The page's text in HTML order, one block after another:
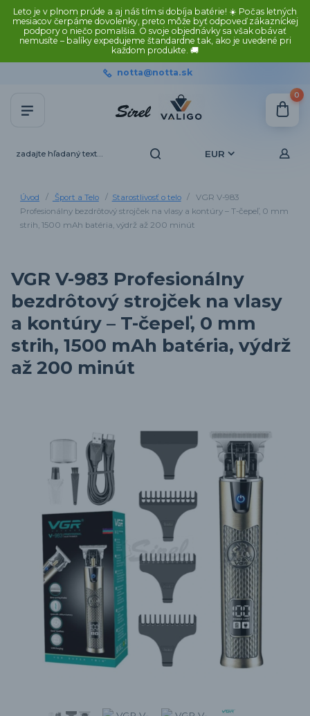
Leto je v plnom prúde a aj náš tím si dobíja batérie! ☀️ Počas letných
mesiacov čerpáme dovolenky, preto môže byť odpoveď zákazníckej
podpory o niečo pomalšia. O svoje objednávky sa však obávať
nemusíte – balíky expedujeme štandardne tak, ako je uvedené pri
každom produkte. 🚚
EUR
notta@notta.sk
0
Úvod Šport a Telo Starostlivosť o telo
VGR V-983
Profesionálny bezdrôtový strojček na vlasy a kontúry – T-čepeľ, 0 mm
strih, 1500 mAh batéria, výdrž až 200 minút
VGR V-983 Profesionálny
bezdrôtový strojček na vlasy
a kontúry – T-čepeľ, 0 mm
strih, 1500 mAh batéria, výdrž
až 200 minút